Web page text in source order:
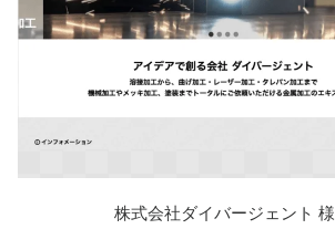
株式会社ダイバージェント 様